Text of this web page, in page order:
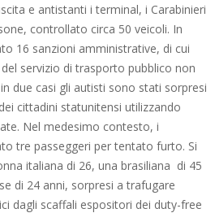
e antistanti i terminal, i Carabinieri
controllato circa 50 veicoli. In
16 sanzioni amministrative, di cui
servizio di trasporto pubblico non
due casi gli autisti sono stati sorpresi
cittadini statunitensi utilizzando
Nel medesimo contesto, i
tre passeggeri per tentato furto. Si
italiana di 26, una brasiliana di 45
di 24 anni, sorpresi a trafugare
dagli scaffali espositori dei duty-free